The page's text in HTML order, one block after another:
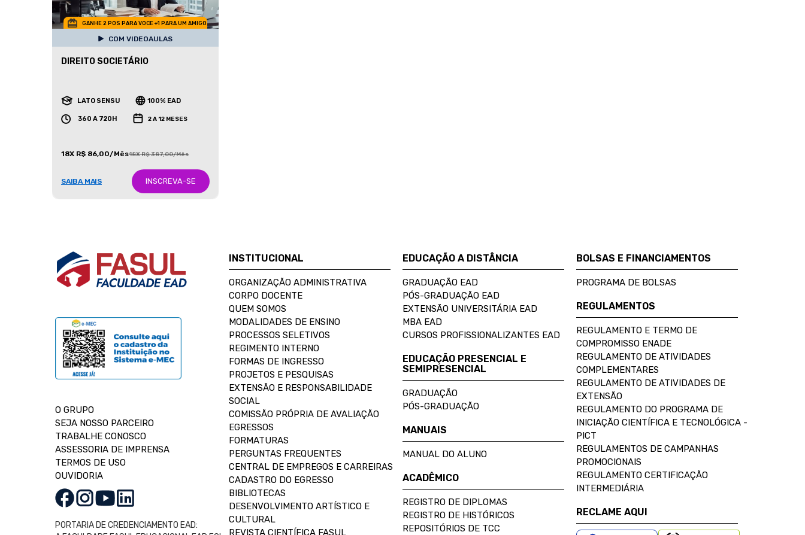
GANHE 2 POS PARA VOCE +1 PARA UM AMIGO
COM VIDEOAULAS
DIREITO SOCIETÁRIO
LATO SENSU 100% EAD
360 A 720H 2 A 12 MESES
18X R$ 86,00/Mês18X R$ 387,00/Mês
SAIBA MAIS INSCREVA-SE
O GRUPO
SEJA NOSSO PARCEIRO
TRABALHE CONOSCO
ASSESSORIA DE IMPRENSA
TERMOS DE USO
OUVIDORIA
PORTARIA DE CREDENCIAMENTO EAD:
INSTITUCIONAL
ORGANIZAÇÃO ADMINISTRATIVA
CORPO DOCENTE
QUEM SOMOS
MODALIDADES DE ENSINO
PROCESSOS SELETIVOS
REGIMENTO INTERNO
FORMAS DE INGRESSO
PROJETOS E PESQUISAS
EXTENSÃO E RESPONSABILIDADE
SOCIAL
COMISSÃO PRÓPRIA DE AVALIAÇÃO
EGRESSOS
FORMATURAS
PERGUNTAS FREQUENTES
CENTRAL DE EMPREGOS E CARREIRAS
CADASTRO DO EGRESSO
BIBLIOTECAS
DESENVOLVIMENTO ARTÍSTICO E
CULTURAL
REVISTA CIENTÍFICA FASUL
EDUCAÇÃO A DISTÂNCIA
GRADUAÇÃO EAD
PÓS-GRADUAÇÃO EAD
EXTENSÃO UNIVERSITÁRIA EAD
MBA EAD
CURSOS PROFISSIONALIZANTES EAD
EDUCAÇÃO PRESENCIAL E
SEMIPRESENCIAL
GRADUAÇÃO
PÓS-GRADUAÇÃO
MANUAIS
MANUAL DO ALUNO
ACADÊMICO
REGISTRO DE DIPLOMAS
REGISTRO DE HISTÓRICOS
REPOSITÓRIOS DE TCC
BOLSAS E FINANCIAMENTOS
PROGRAMA DE BOLSAS
REGULAMENTOS
REGULAMENTO E TERMO DE
COMPROMISSO ENADE
REGULAMENTO DE ATIVIDADES
COMPLEMENTARES
REGULAMENTO DE ATIVIDADES DE
EXTENSÃO
REGULAMENTO DO PROGRAMA DE
INICIAÇÃO CIENTÍFICA E TECNOLÓGICA -
PICT
REGULAMENTOS DE CAMPANHAS
PROMOCIONAIS
REGULAMENTO CERTIFICAÇÃO
INTERMEDIÁRIA
RECLAME AQUI